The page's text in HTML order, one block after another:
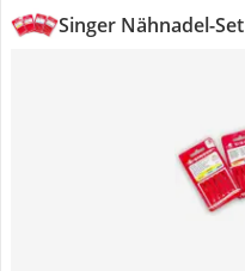
Singer Nähnadel-Set